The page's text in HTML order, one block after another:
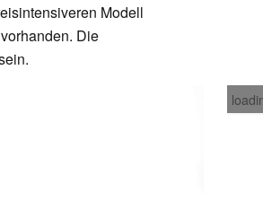
Modell
Die